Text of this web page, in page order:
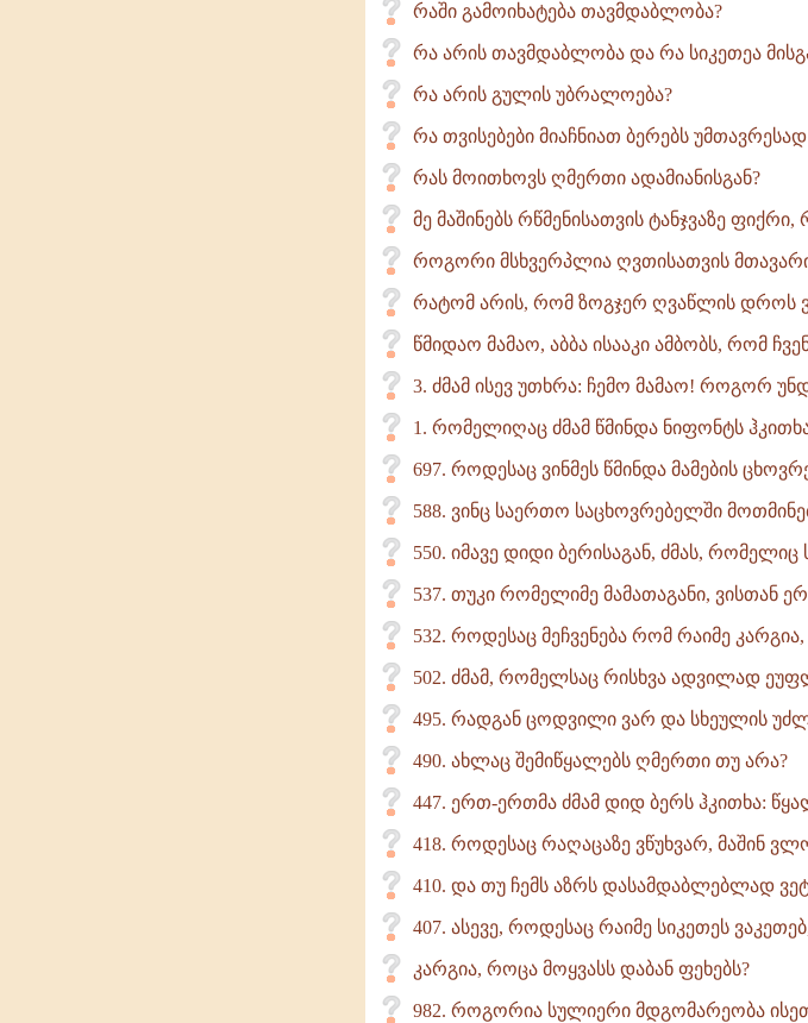
რაში გამოიხატება თავმდაბლობა?
რა არის თავმდაბლობა და რა სიკეთეა
რა არის გულის უბრალოება?
რა თვისებები მიაჩნიათ ბერებს
რას მოითხოვს ღმერთი ადამიანისგან?
მე მაშინებს რწმენისათვის ტანჯვაზე
როგორი მსხვერპლია ღვთისათვის
რატომ არის, რომ ზოგჯერ ღვაწლის დროს
წმიდაო მამაო, აბბა ისააკი ამბობს, რომ
3. ძმამ ისევ უთხრა: ჩემო მამაო! როგორ
1. რომელიღაც ძმამ წმინდა ნიფონტს
697. როდესაც ვინმეს წმინდა მამების
588. ვინც საერთო საცხოვრებელში
550. იმავე დიდი ბერისაგან, ძმას,
537. თუკი რომელიმე მამათაგანი, ვისთან
532. როდესაც მეჩვენება რომ რაიმე
502. ძმამ, რომელსაც რისხვა ადვილად
495. რადგან ცოდვილი ვარ და სხეულის
490. ახლაც შემიწყალებს ღმერთი თუ არა?
447. ერთ-ერთმა ძმამ დიდ ბერს ჰკითხა:
418. როდესაც რაღაცაზე ვწუხვარ, მაშინ
410. და თუ ჩემს აზრს დასამდაბლებლად
407. ასევე, როდესაც რაიმე სიკეთეს
კარგია, როცა მოყვასს დაბან ფეხებს?
982. როგორია სულიერი მდგომარეობა